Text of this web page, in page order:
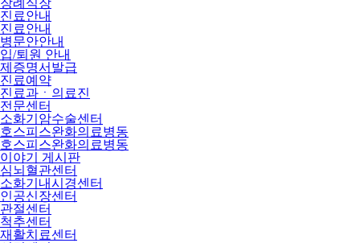
장례식장
진료안내
진료안내
병문안안내
입/퇴원 안내
제증명서발급
진료예약
진료과ㆍ의료진
전문센터
소화기암수술센터
호스피스완화의료병동
호스피스완화의료병동
이야기 게시판
심뇌혈관센터
소화기내시경센터
인공신장센터
관절센터
척추센터
재활치료센터